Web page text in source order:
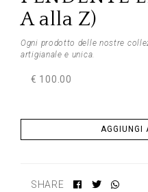
A alla Z)
Ogni prodotto delle nostre
artigianale e unica.
€ 100.00
AGGIUNGI
SHARE